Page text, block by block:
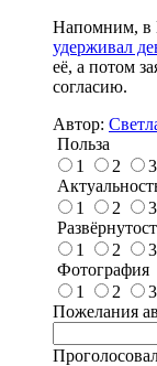
Напомним, в
удерживал
её, а потом
согласию.
Автор:
Польза
1
2 3
1
2 3
1
2 3
Фотография
1
2 3
Пожелания